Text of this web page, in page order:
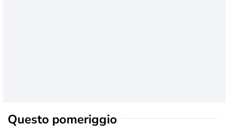
Questo pomeriggio